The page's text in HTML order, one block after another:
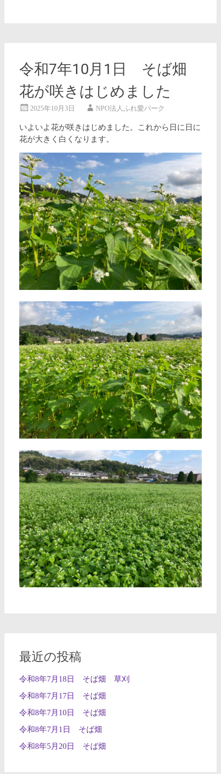
令和7年10月1日 そば畑
花が咲きはじめました
2025年10月3日 NPO法人ふれ愛パーク
いよいよ花が咲きはじめました。これから日に日に
花が大きく白くなります。
最近の投稿
令和8年7月18日 そば畑 草刈
令和8年7月17日 そば畑
令和8年7月10日 そば畑
令和8年7月1日 そば畑
令和8年5月20日 そば畑